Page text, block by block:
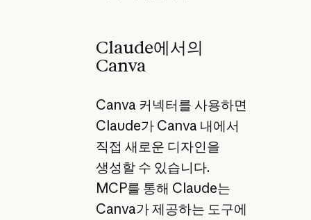
Claude에서의
Canva
Canva 커넥터를 사용하면
Claude가 Canva 내에서
직접 새로운 디자인을
생성할 수 있습니다.
MCP를 통해 Claude는
Canva가 제공하는 도구에